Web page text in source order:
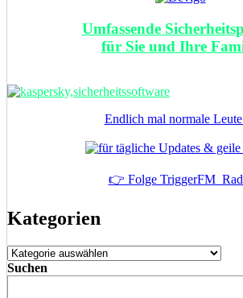
Umfassende
für Sie und Ihre
Endlich mal normale
👉 Folge
Kategorien
Kategorien
Suchen